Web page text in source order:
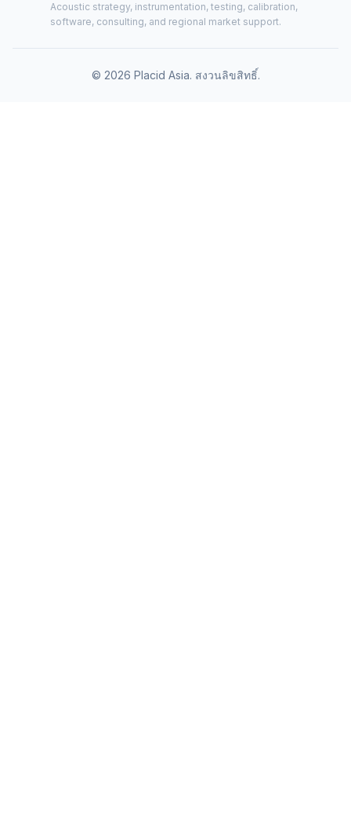
Acoustic strategy, instrumentation, testing, calibration,
software, consulting, and regional market support.
© 2026 Placid Asia. สงวนลิขสิทธิ์.